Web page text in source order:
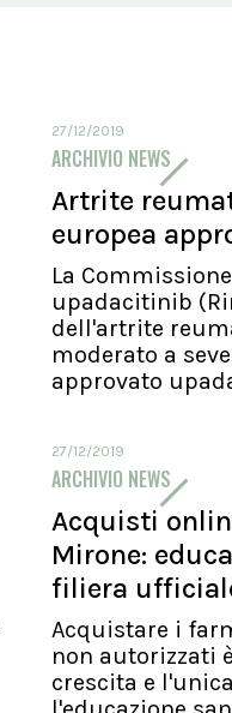
27/12/2019
ARCHIVIO NEWS
Artrite
europea
La
upadacitinib
dell'artrite
moderato a
approvato
27/12/2019
ARCHIVIO NEWS
Acquisti
Mirone:
filiera
Acquistare i
non autorizzati
crescita e